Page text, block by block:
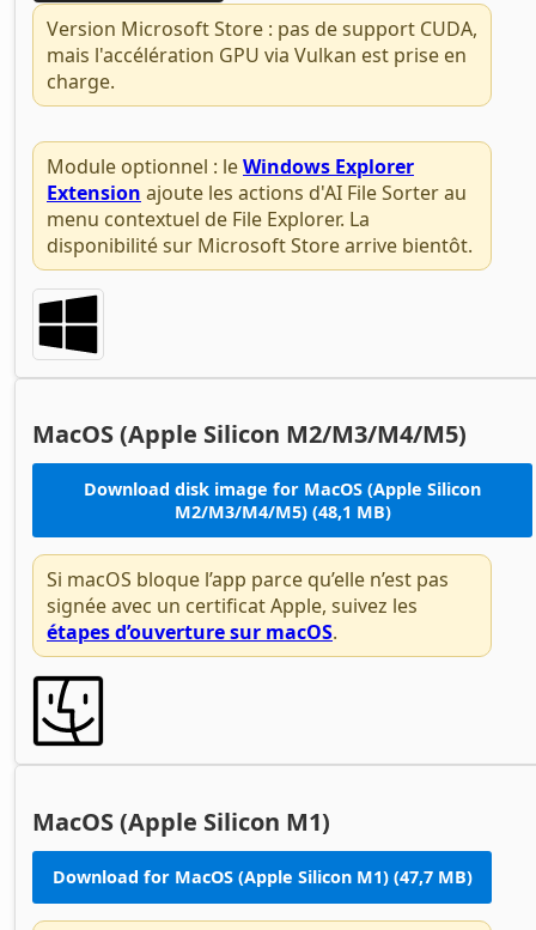
Version Microsoft Store : pas de support CUDA,
mais l'accélération GPU via Vulkan est prise en
charge.
Module optionnel : leWindows Explorer
Extension ajoute les actions d'AI File Sorter au
menu contextuel de File Explorer. La
disponibilité sur Microsoft Store arrive bientôt.
MacOS (Apple Silicon M2/M3/M4/M5)
Download disk image for MacOS (Apple Silicon
M2/M3/M4/M5) (48,1 MB)
Si macOS bloque l’app parce qu’elle n’est pas
signée avec un certificat Apple, suivez les
étapes d’ouverture sur macOS.
MacOS (Apple Silicon M1)
Download for MacOS (Apple Silicon M1) (47,7 MB)